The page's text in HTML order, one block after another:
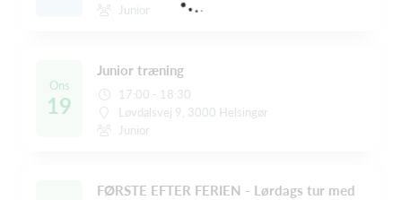
Junior
Ons
19
Junior træning
17:00 - 18:30
Løvdalsvej 9, 3000 Helsingør
Junior
FØRSTE EFTER FERIEN - Lørdags tur med